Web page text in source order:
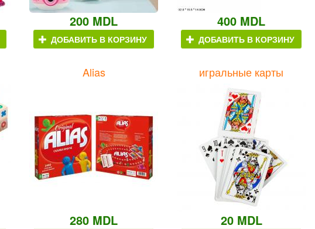
200 MDL
ДОБАВИТЬ В КОРЗИНУ
400 MDL
ДОБАВИТЬ В КОРЗИНУ
Alias
280 MDL
игральные карты
20 MDL